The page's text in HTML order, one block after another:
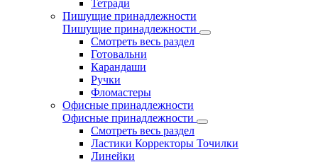
Тетради
Пишущие принадлежности
Пишущие принадлежности
Смотреть весь раздел
Готовальни
Карандаши
Ручки
Фломастеры
Офисные принадлежности
Офисные принадлежности
Смотреть весь раздел
Ластики Корректоры Точилки
Линейки